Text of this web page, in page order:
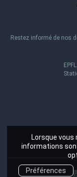
Lorsque
informations
Préférences
Restez informé de nos